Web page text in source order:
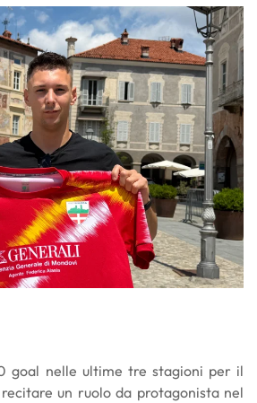
goal nelle ultime tre stagioni per il
un ruolo da protagonista nel